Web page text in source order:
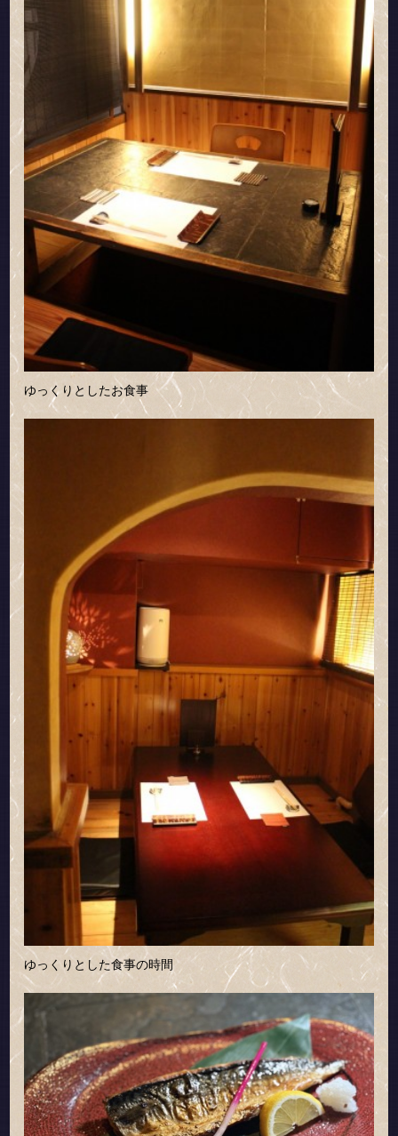
ゆっくりとしたお食事
ゆっくりとした食事の時間